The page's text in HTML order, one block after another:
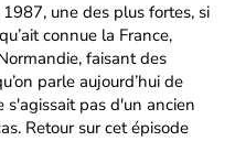
une des plus fortes, si
connue la France,
faisant des
parle aujourd’hui de
s'agissait pas d'un ancien
Retour sur cet épisode